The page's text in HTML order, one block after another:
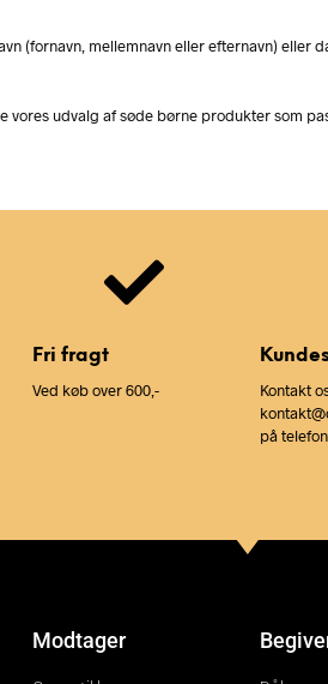
(fornavn, mellemnavn eller efternavn) eller
vores udvalg af søde børne produkter som
Fri fragt
Ved køb over 600,-
Kontakt
på
Modtager